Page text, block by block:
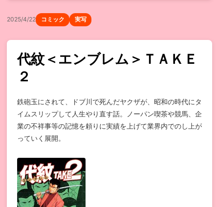
2025/4/22 コミック 実写
代紋＜エンブレム＞ＴＡＫＥ
２
鉄砲玉にされて、ドブ川で死んだヤクザが、昭和の時代にタ
イムスリップして人生やり直す話。ノーパン喫茶や競馬、企
業の不祥事等の記憶を頼りに実績を上げて業界内でのし上が
っていく展開。